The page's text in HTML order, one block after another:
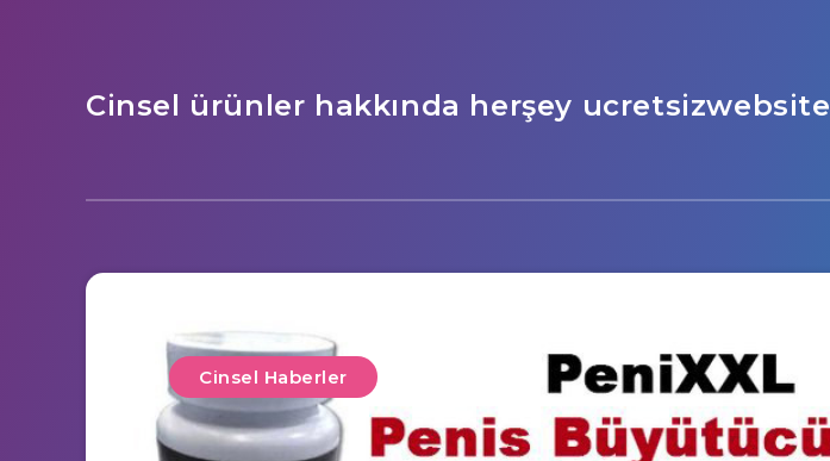
Cinsel ürünler hakkında herşey ucretsizwebsite
Cinsel Haberler